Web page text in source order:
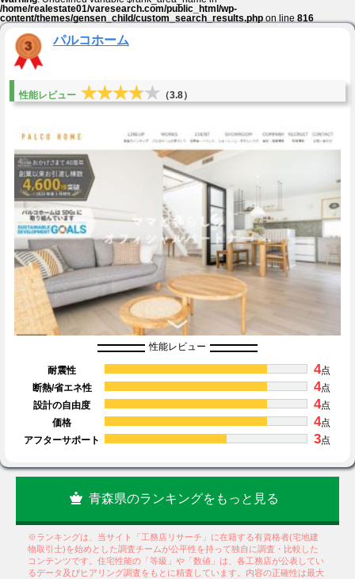
/home/realestate01/varesearch.com/public_html/wp-
content/themes/gensen_child/custom_search_results.php on line 816
パルコホーム
性能レビュー ★★★★★
★★★★★ （3.8）
性能レビュー
耐震性 4点
断熱/省エネ性
4点
設計の自由度
4点
価格
4点
アフターサポート
3点
青森県のランキングをもっと見る
※ランキングは、当サイト「工務店リサーチ」に在籍する有資格者(宅地建
物取引士)を始めとした調査チームが公平性を持って独自に調査・比較した
コンテンツです。住宅性能の「等級」や「数値」は、各工務店が公表してい
るデータ及びヒアリング調査をもとに精査しています。内容の正確性は最大